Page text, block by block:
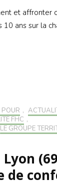
et affronter
ans sur la
POUR ,
FHC ,
LE GROUPE
Lyon
de